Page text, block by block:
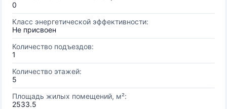
0
Класс энергетической эффективности:
Не присвоен
Количество подъездов:
1
Количество этажей:
5
Площадь жилых помещений, м²:
2533.5